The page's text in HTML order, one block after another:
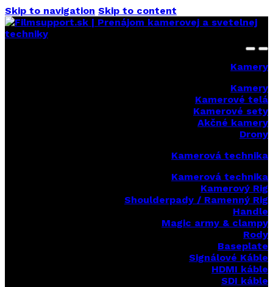
Skip to navigation Skip to content
Kamery
Kamery
Kamerové telá
Kamerové sety
Akčné kamery
Drony
Kamerová technika
Kamerová technika
Kamerový Rig
Shoulderpady / Ramenný Rig
Handle
Magic army & clampy
Rody
Baseplate
Signálové Káble
HDMI káble
SDI káble